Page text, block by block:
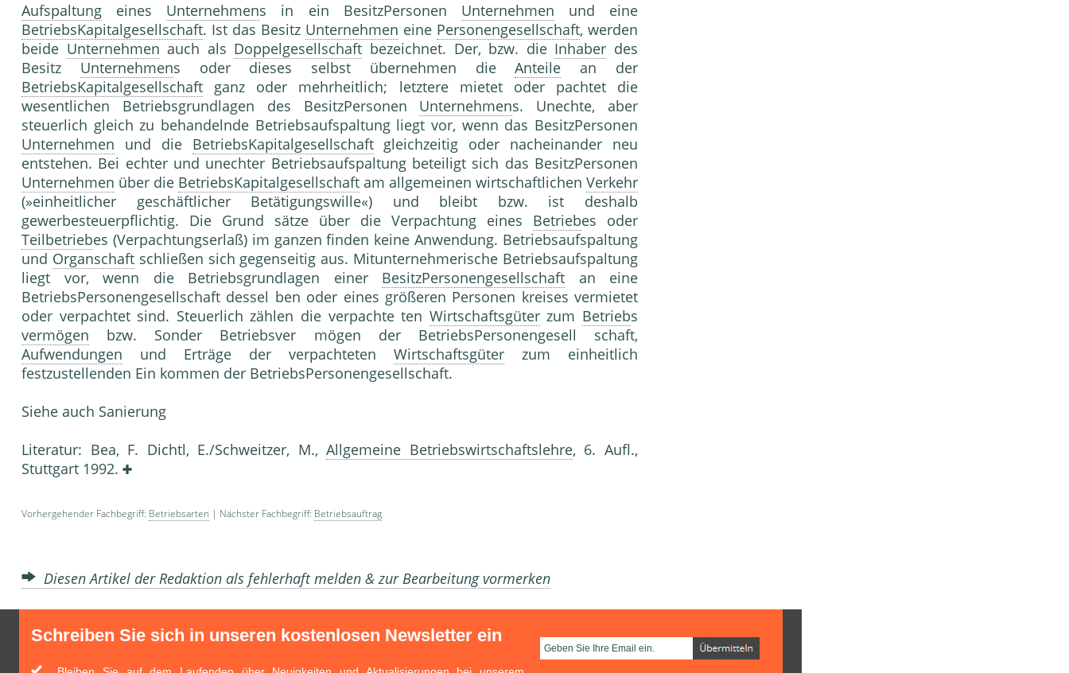
Aufspaltung eines Unternehmens in ein BesitzPersonen Unternehmen und eine
BetriebsKapitalgesellschaft. Ist das Besitz Unternehmen eine Personengesellschaft, werden
beide Unternehmen auch als Doppelgesellschaft bezeichnet. Der, bzw. die Inhaber des
Besitz Unternehmens oder dieses selbst übernehmen dieAnteile an der
BetriebsKapitalgesellschaft ganz oder mehrheitlich; letztere mietet oder pachtet die
wesentlichen Betriebsgrundlagen des BesitzPersonen Unternehmens. Unechte, aber
steuerlich gleich zu behandelnde Betriebsaufspaltung liegt vor, wenn das BesitzPersonen
Unternehmen und die BetriebsKapitalgesellschaftgleichzeitig oder nacheinander neu
entstehen. Bei echter und unechter Betriebsaufspaltung beteiligt sich das BesitzPersonen
Unternehmen über die BetriebsKapitalgesellschaft am allgemeinen wirtschaftlichen Verkehr
(»einheitlicher geschäftlicher Betätigungswille«) und bleibt bzw. ist deshalb
gewerbesteuerpflichtig. Die Grund sätze über die Verpachtung eines Betriebes oder
Teilbetriebes (Verpachtungserlaß) im ganzen finden keine Anwendung. Betriebsaufspaltung
und Organschaftschließen sich gegenseitig aus. Mitunternehmerische Betriebsaufspaltung
liegt vor, wenn die Betriebsgrundlagen einer BesitzPersonengesellschaft an eine
BetriebsPersonengesellschaft dessel ben oder eines größeren Personen kreises vermietet
oder verpachtet sind. Steuerlich zählen die verpachte ten Wirtschaftsgüterzum Betriebs
vermögen bzw. Sonder Betriebsver mögen der BetriebsPersonengesell schaft,
Aufwendungen und Erträge der verpachteten Wirtschaftsgüter zum einheitlich
festzustellenden Ein kommen der BetriebsPersonengesellschaft.
Siehe auch Sanierung
Literatur: Bea, F. Dichtl, E./Schweitzer, M.,Allgemeine Betriebswirtschaftslehre, 6. Aufl.,
Stuttgart 1992.
Vorhergehender Fachbegriff: Betriebsarten | Nächster Fachbegriff: Betriebsauftrag
Diesen Artikel der Redaktion als fehlerhaft melden & zur Bearbeitung vormerken
Schreiben Sie sich in unseren kostenlosen Newsletter ein